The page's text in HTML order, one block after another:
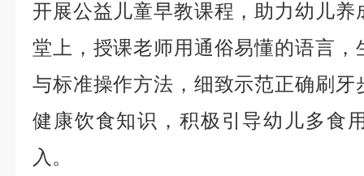
开展公益儿童早教课程，助力幼儿
堂上，授课老师用通俗易懂的语言
与标准操作方法，细致示范正确刷
健康饮食知识，积极引导幼儿多食
入。